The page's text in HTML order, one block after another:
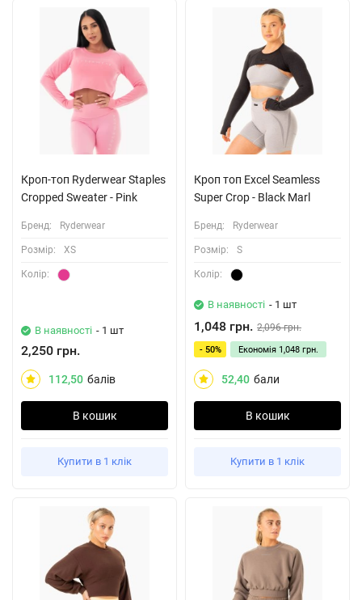
Кроп-топ Ryderwear Staples
Cropped Sweater - Pink
Бренд: Ryderwear
Розмiр: XS
Колiр:
В наявності - 1 шт
2,250 грн.
112,50 балів
В кошик
Купити в 1 клік
Кроп топ Excel Seamless
Super Crop - Black Marl
Бренд: Ryderwear
Розмiр: S
Колiр:
В наявності - 1 шт
1,048 грн. 2,096 грн.
- 50% Економія 1,048 грн.
52,40 бали
В кошик
Купити в 1 клік